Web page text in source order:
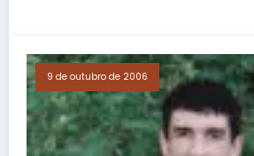
9 de outubro de 2006